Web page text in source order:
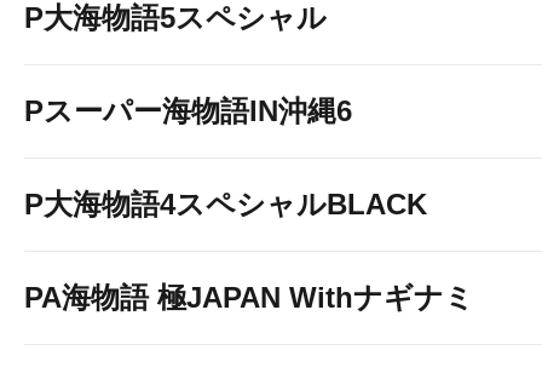
P大海物語5スペシャル
Pスーパー海物語IN沖縄6
P大海物語4スペシャルBLACK
PA海物語 極JAPAN Withナギナミ